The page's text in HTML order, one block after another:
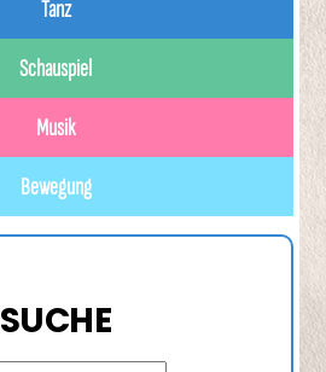
Tanz
Schauspiel
Musik
Bewegung
SUCHE